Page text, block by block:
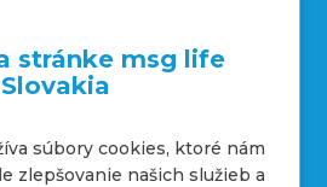
stránke msg life
Slovakia
súbory cookies, ktoré nám
zlepšovanie našich služieb a